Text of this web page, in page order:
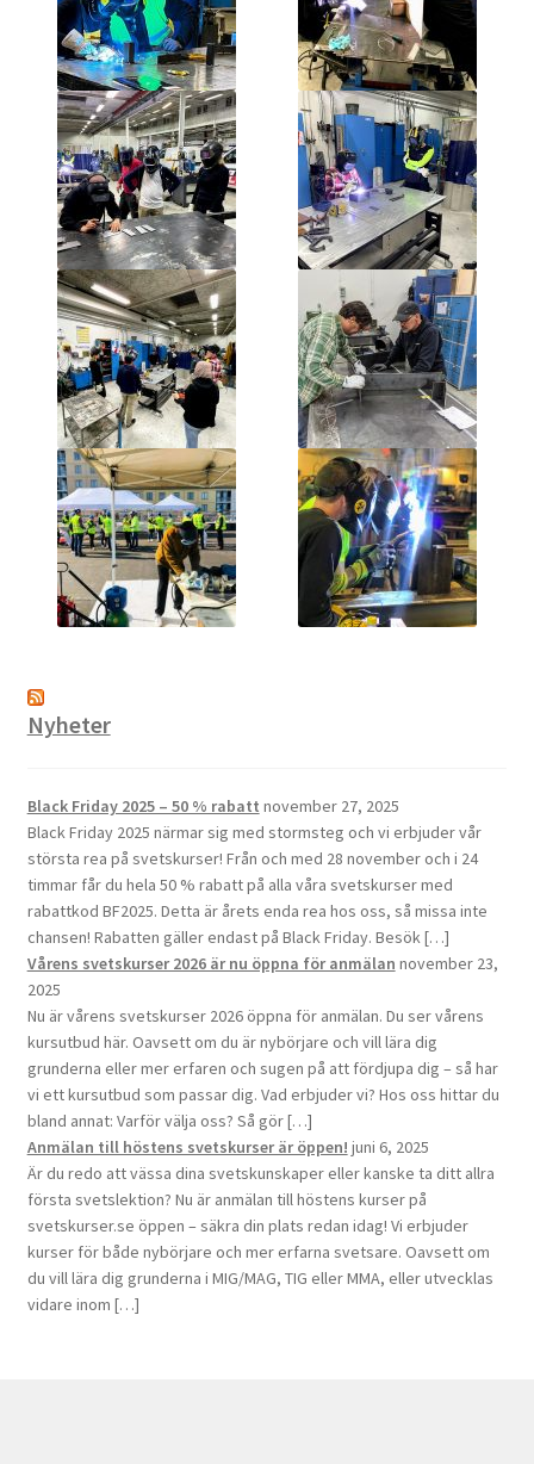
Nyheter
Black Friday 2025 – 50 % rabatt november 27, 2025
Black Friday 2025 närmar sig med stormsteg och vi erbjuder vår
största rea på svetskurser! Från och med 28 november och i 24
timmar får du hela 50 % rabatt på alla våra svetskurser med
rabattkod BF2025. Detta är årets enda rea hos oss, så missa inte
chansen! Rabatten gäller endast på Black Friday. Besök […]
Vårens svetskurser 2026 är nu öppna för anmälan november 23,
2025
Nu är vårens svetskurser 2026 öppna för anmälan. Du ser vårens
kursutbud här. Oavsett om du är nybörjare och vill lära dig
grunderna eller mer erfaren och sugen på att fördjupa dig – så har
vi ett kursutbud som passar dig. Vad erbjuder vi? Hos oss hittar du
bland annat: Varför välja oss? Så gör […]
Anmälan till höstens svetskurser är öppen! juni 6, 2025
Är du redo att vässa dina svetskunskaper eller kanske ta ditt allra
första svetslektion? Nu är anmälan till höstens kurser på
svetskurser.se öppen – säkra din plats redan idag! Vi erbjuder
kurser för både nybörjare och mer erfarna svetsare. Oavsett om
du vill lära dig grunderna i MIG/MAG, TIG eller MMA, eller utvecklas
vidare inom […]